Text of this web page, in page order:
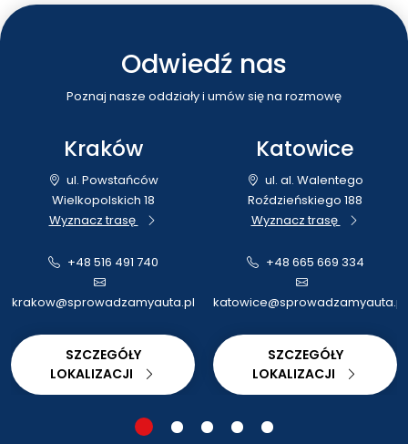
zestawieniu
Wśród
realizacji znalazły
Odwiedź nas
Poznaj nasze oddziały i umów się na rozmowę
Kraków
ul. Powstańców
Wielkopolskich 18
Wyznacz trasę
+48 516 491 740
krakow@sprowadzamyauta.pl
SZCZEGÓŁY
LOKALIZACJI
Katowice
ul. al. Walentego
Roździeńskiego 188
Wyznacz trasę
+48 665 669 334
katowice@sprowadzamyauta.pl
SZCZEGÓŁY
LOKALIZACJI